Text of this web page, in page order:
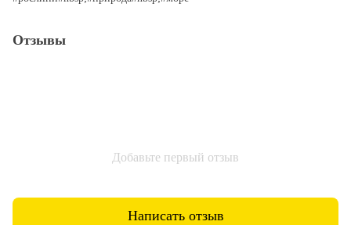
Отзывы
Добавьте первый отзыв
Написать отзыв